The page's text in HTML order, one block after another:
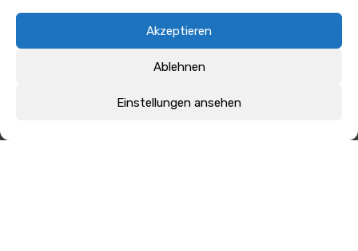
Akzeptieren
Ablehnen
Einstellungen ansehen